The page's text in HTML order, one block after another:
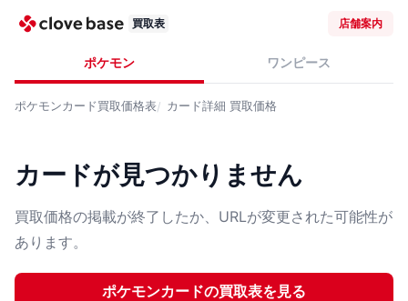
買取表 店舗案内
ポケモン ワンピース
ポケモンカード買取価格表 カード詳細 買取価格
カードが見つかりません
買取価格の掲載が終了したか、URLが変更された可能性が
あります。
ポケモンカードの買取表を見る